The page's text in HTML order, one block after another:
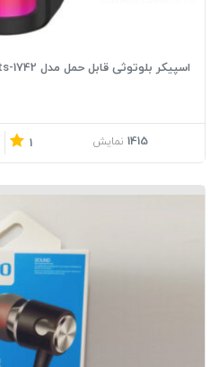
اسپیکر بلوتوثی قابل حمل مدل Gts-1742
1415 نمایش 1